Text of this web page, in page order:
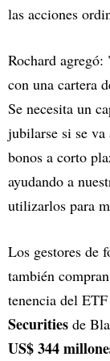
las acciones
Rochard
con una cartera
Se necesita un
jubilarse si se
bonos a corto
ayudando a
utilizarlos para
Los gestores de
también
tenencia del ETF
Securities de
US$ 344